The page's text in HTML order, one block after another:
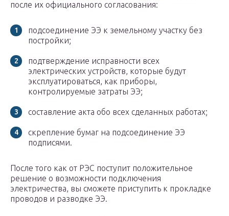
после их официального согласования:
подсоединение ЭЭ к земельному участку без
постройки;
подтверждение исправности всех
электрических устройств, которые будут
эксплуатироваться, как приборы,
контролируемые затраты ЭЭ;
составление акта обо всех сделанных работах;
скрепление бумаг на подсоединение ЭЭ
подписями.
После того как от РЭС поступит положительное
решение о возможности подключения
электричества, вы сможете приступить к прокладке
проводов и разводке ЭЭ.